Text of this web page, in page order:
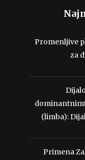
Promenljive
za
(limba):
Primena